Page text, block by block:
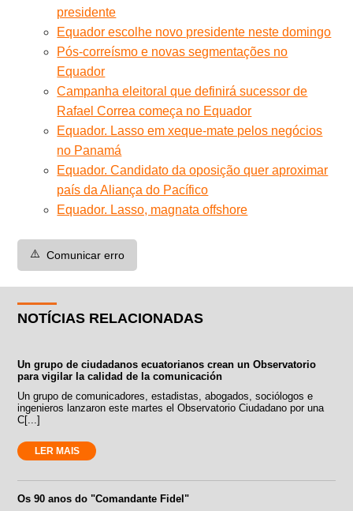
presidente
Equador escolhe novo presidente neste domingo
Pós-correísmo e novas segmentações no
Equador
Campanha eleitoral que definirá sucessor de
Rafael Correa começa no Equador
Equador. Lasso em xeque-mate pelos negócios
no Panamá
Equador. Candidato da oposição quer aproximar
país da Aliança do Pacífico
Equador. Lasso, magnata offshore
⚠️ Comunicar erro
NOTÍCIAS RELACIONADAS
Un grupo de ciudadanos ecuatorianos crean un Observatorio
para vigilar la calidad de la comunicación
Un grupo de comunicadores, estadistas, abogados, sociólogos e
ingenieros lanzaron este martes el Observatorio Ciudadano por una
C[...]
LER MAIS
Os 90 anos do "Comandante Fidel"